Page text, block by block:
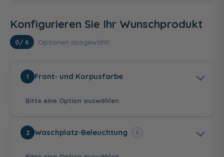
Konfigurieren Sie Ihr Wunschprodukt
0/ 6 Optionen ausgewählt
1 Front- und Korpusfarbe
Bitte eine Option auswählen.
2 Waschplatz-Beleuchtung i